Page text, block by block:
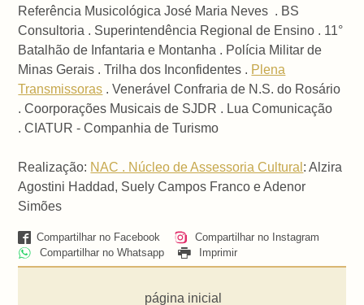
Referência Musicológica José Maria Neves . BS
Consultoria . Superintendência Regional de Ensino . 11°
Batalhão de Infantaria e Montanha . Polícia Militar de
Minas Gerais . Trilha dos Inconfidentes . Plena
Transmissoras . Venerável Confraria de N.S. do Rosário
. Coorporações Musicais de SJDR . Lua Comunicação
.CIATUR - Companhia de Turismo
Realização: NAC . Núcleo de Assessoria Cultural : Alzira
Agostini Haddad, Suely Campos Franco e Adenor
Simões
Compartilhar no Facebook
Compartilhar no Instagram
Compartilhar no Whatsapp
Imprimir
página inicial